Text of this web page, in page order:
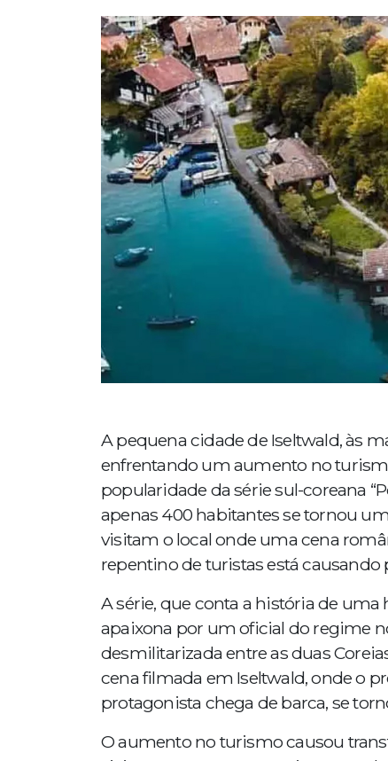
A pequena cidade de Iseltwald, às
enfrentando um aumento no
popularidade da série sul-coreana
apenas 400 habitantes se tornou
visitam o local onde uma cena
repentino de turistas está
A série, que conta a história de
apaixona por um oficial do regime
desmilitarizada entre as duas
cena filmada em Iseltwald, onde o
protagonista chega de barca, se
O aumento no turismo causou